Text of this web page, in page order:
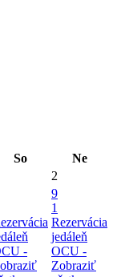
So
Ne
2
-
9
1
Rezervácia
jedáleň
OCU -
Zobraziť